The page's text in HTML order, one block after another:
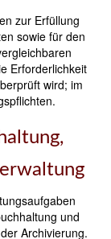
zur Erfüllung
sowie für den
Erforderlichkeit
wird; im
und
Archivierung.